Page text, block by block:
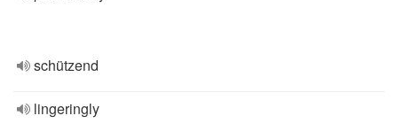
schützend
lingeringly